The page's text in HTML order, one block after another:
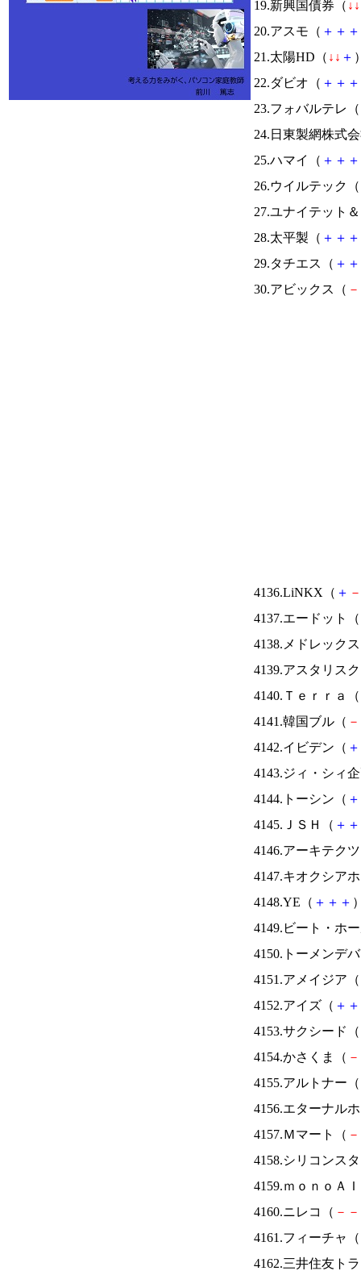
19.新興国債券（ ↓ ↓
20.アスモ（ ＋ ＋ ＋
21.太陽HD（ ↓ ↓ ＋
22.ダビオ（ ＋ ＋ ＋
23.フォバルテレ（
24.日東製網株式
25.ハマイ（ ＋ ＋ ＋
26.ウイルテック（
27.ユナイテット
28.太平製（ ＋ ＋ ＋
29.タチエス（ ＋ ＋
30.アビックス（ －
4136.LiNKX（ ＋ －
4137.エードット（
4138.メドレック
4139.アスタリス
4140.Ｔｅｒｒａ（
4141.韓国ブル（ －
4142.イビデン（ ＋
4143.ジィ・シィ
4144.トーシン（ ＋
4145.ＪＳＨ（ ＋ ＋
4146.アーキテク
4147.キオクシア
4148.YE（ ＋ ＋ ＋
4149.ビート・ホ
4150.トーメンデ
4151.アメイジア（
4152.アイズ（ ＋ ＋
4153.サクシード（
4154.かさくま（ －
4155.アルトナー（
4156.エターナル
4157.Ｍマート（ －
4158.シリコンス
4159.ｍｏｎｏＡ
4160.ニレコ（ － －
4161.フィーチャ（
4162.三井住友ト